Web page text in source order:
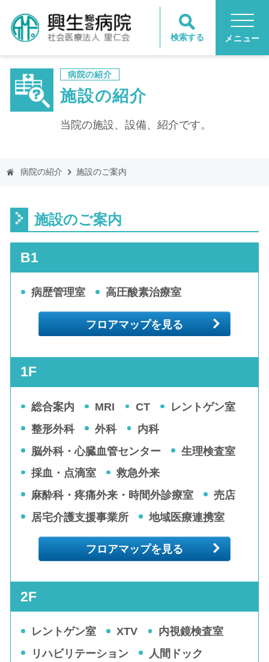
検索する メニュー
病院の紹介
施設の紹介
当院の施設、設備、紹介です。
病院の紹介 施設のご案内
施設のご案内
B1
病歴管理室 高圧酸素治療室
フロアマップを見る
1F
総合案内 MRI CT
レントゲン室
整形外科
外科
内科
脳外科・心臓血管センター
生理検査室
採血・点滴室
救急外来
麻酔科・疼痛外来・時間外診療室
売店
居宅介護支援事業所
地域医療連携室
フロアマップを見る
2F
レントゲン室 XTV
内視鏡検査室
リハビリテーション
人間ドック